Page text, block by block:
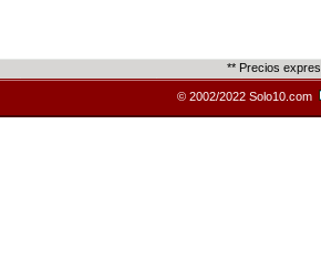
** Precios
© 2002/2022 Solo10.com